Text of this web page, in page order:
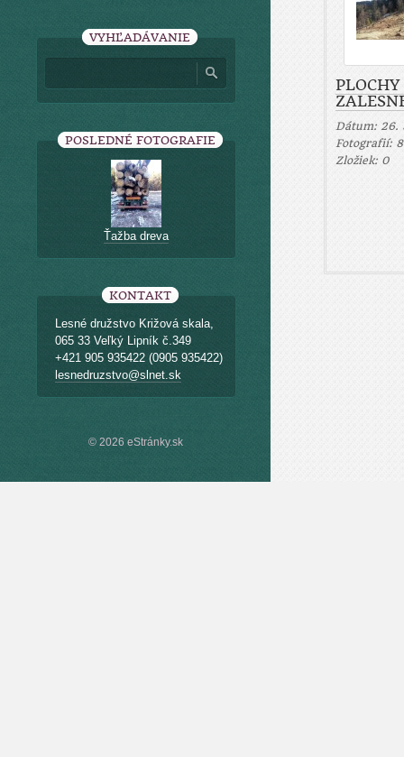
Dátum: 26.
Fotografií: 8
Zložiek: 0
VYHĽADÁVANIE
POSLEDNÉ FOTOGRAFIE
Ťažba dreva
KONTAKT
Lesné družstvo Križová skala,
065 33 Veľký Lipník č.349
+421 905 935422 (0905 935422)
lesnedruzstvo@slnet.sk
© 2026 eStránky.sk